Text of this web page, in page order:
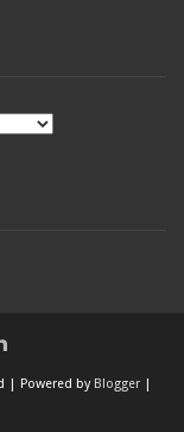
| Powered by Blogger |